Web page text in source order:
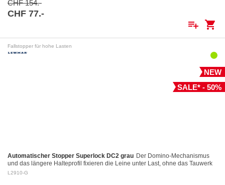
CHF 154.-
CHF 77.-
playlist_add shopping_cart
Fallstopper für hohe Lasten
NEW
SALE* - 50%
Automatischer Stopper Superlock DC2 grau Der Domino-Mechanismus
und das längere Halteprofil fixieren die Leine unter Last, ohne das Tauwerk
aufzuscheuern Kontrolliertes Fieren: Das…
L2910-G